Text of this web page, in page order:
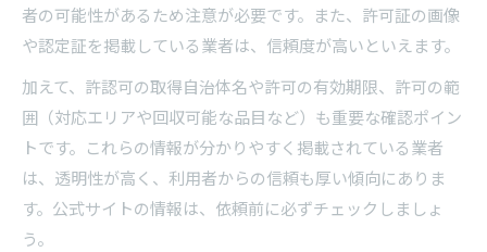
者の可能性があるため注意が必要です。また、許可証の画像
や認定証を掲載している業者は、信頼度が高いといえます。
加えて、許認可の取得自治体名や許可の有効期限、許可の範
囲（対応エリアや回収可能な品目など）も重要な確認ポイン
トです。これらの情報が分かりやすく掲載されている業者
は、透明性が高く、利用者からの信頼も厚い傾向にありま
す。公式サイトの情報は、依頼前に必ずチェックしましょ
う。